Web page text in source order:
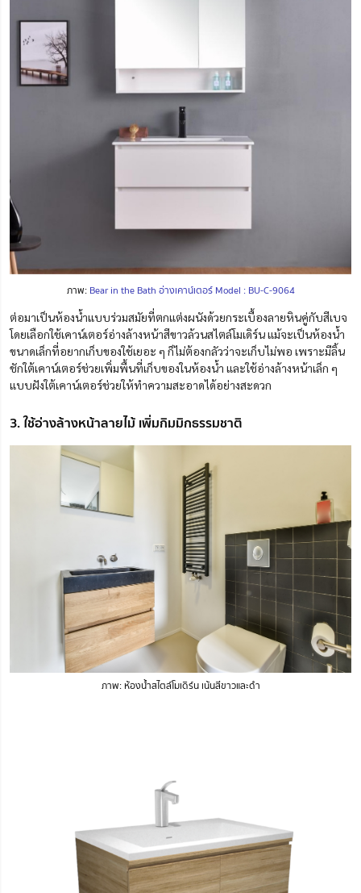
ภาพ: Bear in the Bath อ่างเคาน์เตอร์ Model : BU-C-9064
ต่อมาเป็นห้องน้ำแบบร่วมสมัยที่ตกแต่งผนังด้วยกระเบื้องลายหินคู่กับสีเบจ
โดยเลือกใช้เคาน์เตอร์อ่างล้างหน้าสีขาวล้วนสไตล์โมเดิร์นแม้จะเป็นห้องน้ำ
ขนาดเล็กที่อยากเก็บของใช้เยอะ ๆ ก็ไม่ต้องกลัวว่าจะเก็บไม่พอ เพราะมีลิ้น
ชักใต้เคาน์เตอร์ช่วยเพิ่มพื้นที่เก็บของในห้องน้ำ และใช้อ่างล้างหน้าเล็ก ๆ
แบบฝังใต้เคาน์เตอร์ช่วยให้ทำความสะอาดได้อย่างสะดวก
3. ใช้อ่างล้างหน้าลายไม้ เพิ่มกิมมิกธรรมชาติ
ภาพ: ห้องน้ำสไตล์โมเดิร์น เน้นสีขาวและดำ